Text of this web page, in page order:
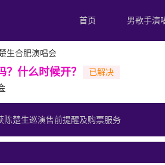
首页 男歌手演
生合肥演唱会
什么时候开？
陈楚生巡演售前提醒及购票服务